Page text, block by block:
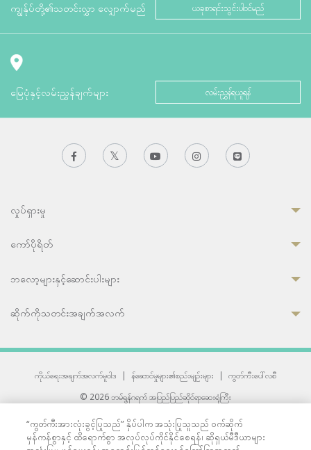
ကျွန်ုပ်တို့၏သတင်းလွှာ လျှောက်မည် ယခုစာရင်းသွင်းပါဝင်မည်
မြေပုံနှင့်လမ်းညွှန်ချက်များ လမ်းညွှန်ရယူရန်
လှုပ်ရှားမှု
ကော်ပိုရိတ်
ဘလော့များနှင့်ဆောင်းပါးများ
ဆိုက်ကိုသတင်းအချက်အလက်
ကိုယ်ရေးအချက်အလက်မူဝါဒ | န်ဆောင်မှုများ၏စည်းမျဉ်းများ |
ကွတ်ကီးပေါ်လစီ
© 2026 ဘမ်ရွန်ဂရက် အပြည်ပြည်ဆိုင်ရာဆေးရုံကြီး
33 Sukhumvit 3, Wattana, Bangkok 10110 Thailand.
All rights reserved.
“ကွတ်ကီးအားလုံးခွင့်ပြုသည်” နှိပ်ပါက အသုံးပြုသူသည် ဝက်ဆိုက်
မှန်ကန်စွာနှင့် ထိရောက်စွာ အလုပ်လုပ်ကိုင်နိုင်စေရန်၊ ဆိုရှယ်မီဒီယာများ